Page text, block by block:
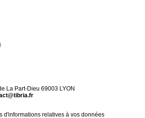
La Part-Dieu 69003 LYON
d'informations relatives à vos données